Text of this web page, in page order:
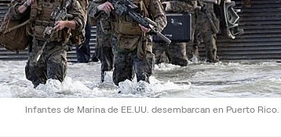
Infantes de Marina de EE.UU. desembarcan en Puerto Rico.